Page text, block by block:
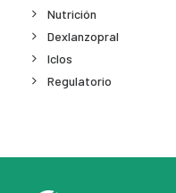
Nutrición
Dexlanzopral
Iclos
Regulatorio